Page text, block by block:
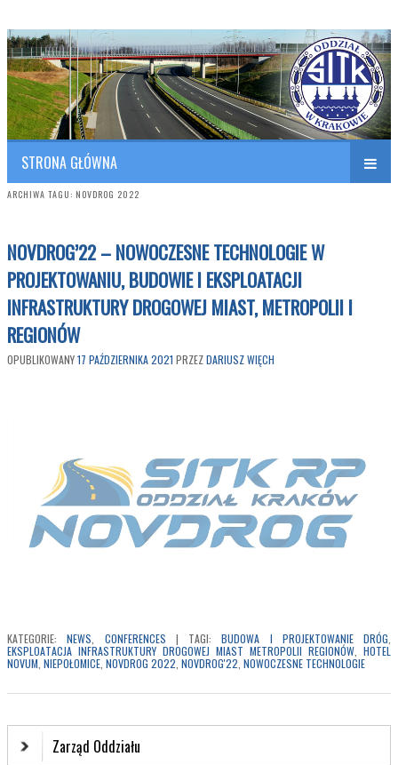
SITK RP Oddział w KRAKOWIE
Polish Association of Engineers & Technicians of Transportation
STRONA GŁÓWNA
ARCHIWA TAGU: NOVDROG 2022
NOVDROG’22 – NOWOCZESNE TECHNOLOGIE W
PROJEKTOWANIU, BUDOWIE I EKSPLOATACJI
INFRASTRUKTURY DROGOWEJ MIAST, METROPOLII I
REGIONÓW
OPUBLIKOWANY17 PAŹDZIERNIKA 2021 PRZEZDARIUSZ WIĘCH
KATEGORIE: NEWS CONFERENCES | TAGI: BUDOWA I PROJEKTOWANIE DRÓG
EKSPLOATACJA INFRASTRUKTURY DROGOWEJ MIAST METROPOLII REGIONÓW HOTEL
NOVUM NIEPOŁOMICE NOVDROG 2022 NOVDROG'22 NOWOCZESNE TECHNOLOGIE
Zarząd Oddziału